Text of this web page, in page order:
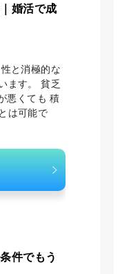
婚活で成
と消極的な
ます。 貧乏
悪くても 積
は可能で
件でもう